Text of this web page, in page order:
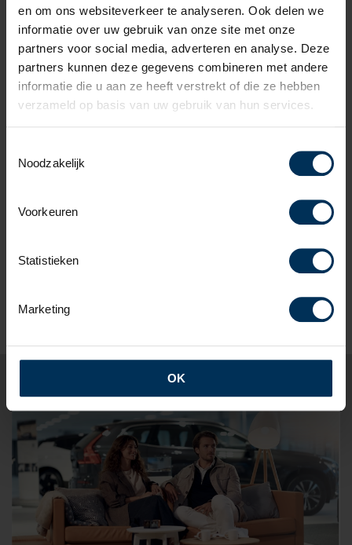
en om ons websiteverkeer te analyseren. Ook delen we
informatie over uw gebruik van onze site met onze
partners voor social media, adverteren en analyse. Deze
partners kunnen deze gegevens combineren met andere
informatie die u aan ze heeft verstrekt of die ze hebben
verzameld op basis van uw gebruik van hun services.
Noodzakelijk
Voorkeuren
Statistieken
Marketing
OK
Schadeherstel en
ruitreparatie
Heeft u schade aan uw Volvo, dat heeft u natuurlijk het
liefst zo snel mogelijk vakkundig hersteld. Hiervoor
kunt u ook bij Volvo Rutten terecht. Of het nou een
grote schade is, of ‘slechts’ een kras, neem contact op
met uw Volvo Rutten dealer en wij leggen u de